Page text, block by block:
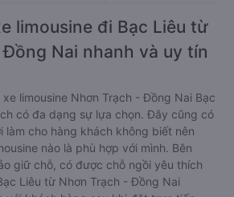
limousine đi Bạc Liêu từ
Nai nhanh và uy tín
limousine Nhơn Trạch - Đồng Nai Bạc
có đa dạng sự lựa chọn. Đây cũng có
làm cho hàng khách không biết nên
nào là phù hợp với mình. Bên
giữ chỗ, có được chỗ ngồi yêu thích
Liêu từ Nhơn Trạch - Đồng Nai